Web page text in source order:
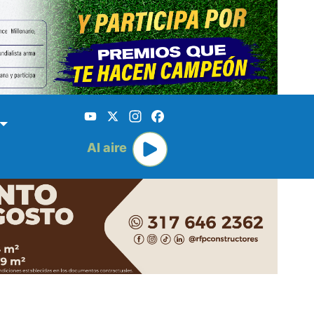
YouTube
X Instagram
Al aire